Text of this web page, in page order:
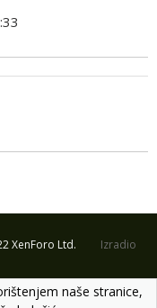
XenForo Ltd.
Izradio
naše stranice,